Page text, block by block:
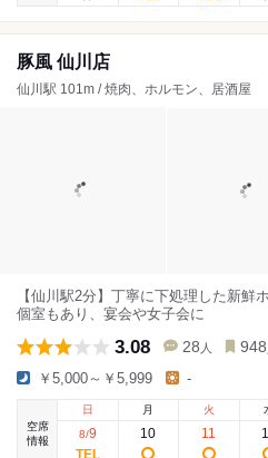
豚風 仙川店
仙川駅 101m / 焼肉、ホルモン、居酒屋
【仙川駅2分】丁寧に下処理した新
個室もあり、宴会や女子会に
3.08 28 人 948
￥5,000～￥5,999 -
空席
情報
日
8/9
月
10
火
11